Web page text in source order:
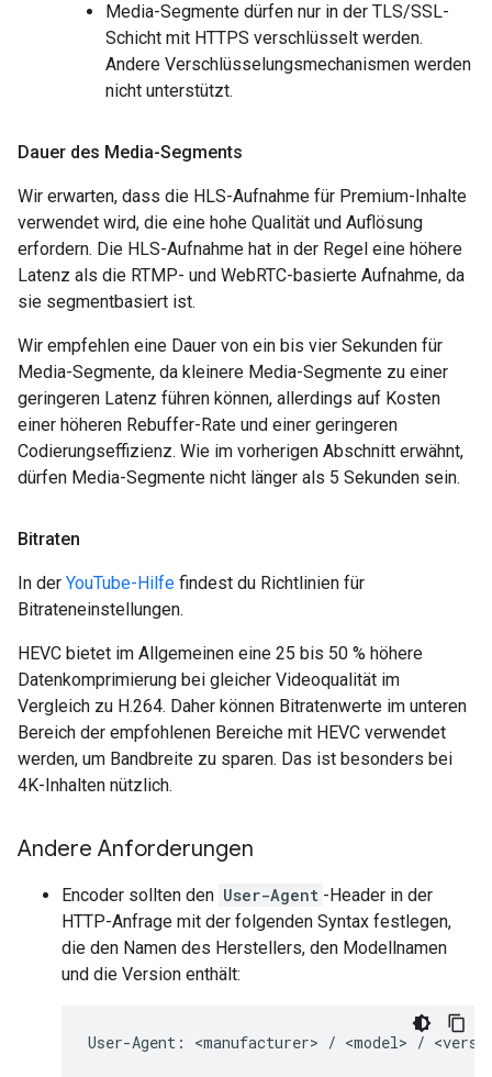
Media-Segmente dürfen nur in der TLS/SSL-
Schicht mit HTTPS verschlüsselt werden.
Andere Verschlüsselungsmechanismen werden
nicht unterstützt.
Dauer des Media-Segments
Wir erwarten, dass die HLS-Aufnahme für Premium-Inhalte
verwendet wird, die eine hohe Qualität und Auflösung
erfordern. Die HLS-Aufnahme hat in der Regel eine höhere
Latenz als die RTMP- und WebRTC-basierte Aufnahme, da
sie segmentbasiert ist.
Wir empfehlen eine Dauer von ein bis vier Sekunden für
Media-Segmente, da kleinere Media-Segmente zu einer
geringeren Latenz führen können, allerdings auf Kosten
einer höheren Rebuffer-Rate und einer geringeren
Codierungseffizienz. Wie im vorherigen Abschnitt erwähnt,
dürfen Media-Segmente nicht länger als 5 Sekunden sein.
Bitraten
In der YouTube-Hilfe findest du Richtlinien für
Bitrateneinstellungen.
HEVC bietet im Allgemeinen eine 25 bis 50 % höhere
Datenkomprimierung bei gleicher Videoqualität im
Vergleich zu H.264. Daher können Bitratenwerte im unteren
Bereich der empfohlenen Bereiche mit HEVC verwendet
werden, um Bandbreite zu sparen. Das ist besonders bei
4K-Inhalten nützlich.
Andere Anforderungen
Encoder sollten den User-Agent -Header in der
HTTP-Anfrage mit der folgenden Syntax festlegen,
die den Namen des Herstellers, den Modellnamen
und die Version enthält: